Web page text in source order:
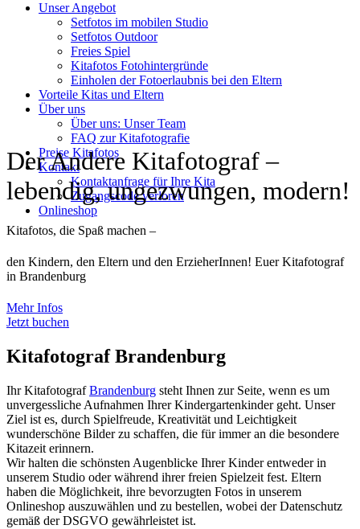
Unser Angebot
Setfotos im mobilen Studio
Setfotos Outdoor
Freies Spiel
Kitafotos Fotohintergründe
Einholen der Fotoerlaubnis bei den Eltern
Vorteile Kitas und Eltern
Über uns
Über uns: Unser Team
FAQ zur Kitafotografie
Preise Kitafotos
Kontakt
Kontaktanfrage für Ihre Kita
Zugangscode verloren
Onlineshop
Der Andere Kitafotograf –
lebendig, ungezwungen, modern!
Kitafotos, die Spaß machen –
den Kindern, den Eltern und den ErzieherInnen! Euer Kitafotograf
in Brandenburg
Mehr Infos
Jetzt buchen
Kitafotograf Brandenburg
Ihr KitafotografBrandenburg steht Ihnen zur Seite, wenn es um
unvergessliche Aufnahmen Ihrer Kindergartenkinder geht. Unser
Ziel ist es, durch Spielfreude, Kreativität und Leichtigkeit
wunderschöne Bilder zu schaffen, die für immer an die besondere
Kitazeit erinnern.
Wir halten die schönsten Augenblicke Ihrer Kinder entweder in
unserem Studio oder während ihrer freien Spielzeit fest. Eltern
haben die Möglichkeit, ihre bevorzugten Fotos in unserem
Onlineshop auszuwählen und zu bestellen, wobei der Datenschutz
gemäß der DSGVO gewährleistet ist.